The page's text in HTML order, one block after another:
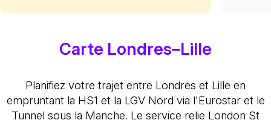
Carte Londres–Lille
Planifiez votre trajet entre Londres et Lille en
empruntant la HS1 et la LGV Nord via l'Eurostar et le
Tunnel sous la Manche. Le service relie London St